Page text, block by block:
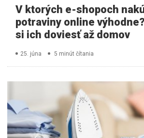
V ktorých e-shopoch
potraviny online
si ich doviesť až domov
25. júna 5 minút čítania